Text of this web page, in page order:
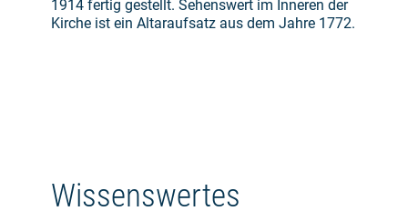
1914 fertig gestellt. Sehenswert im Inneren der
Kirche ist ein Altaraufsatz aus dem Jahre 1772.
Wissenswertes